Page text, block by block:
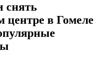
снять
центре в Гомеле